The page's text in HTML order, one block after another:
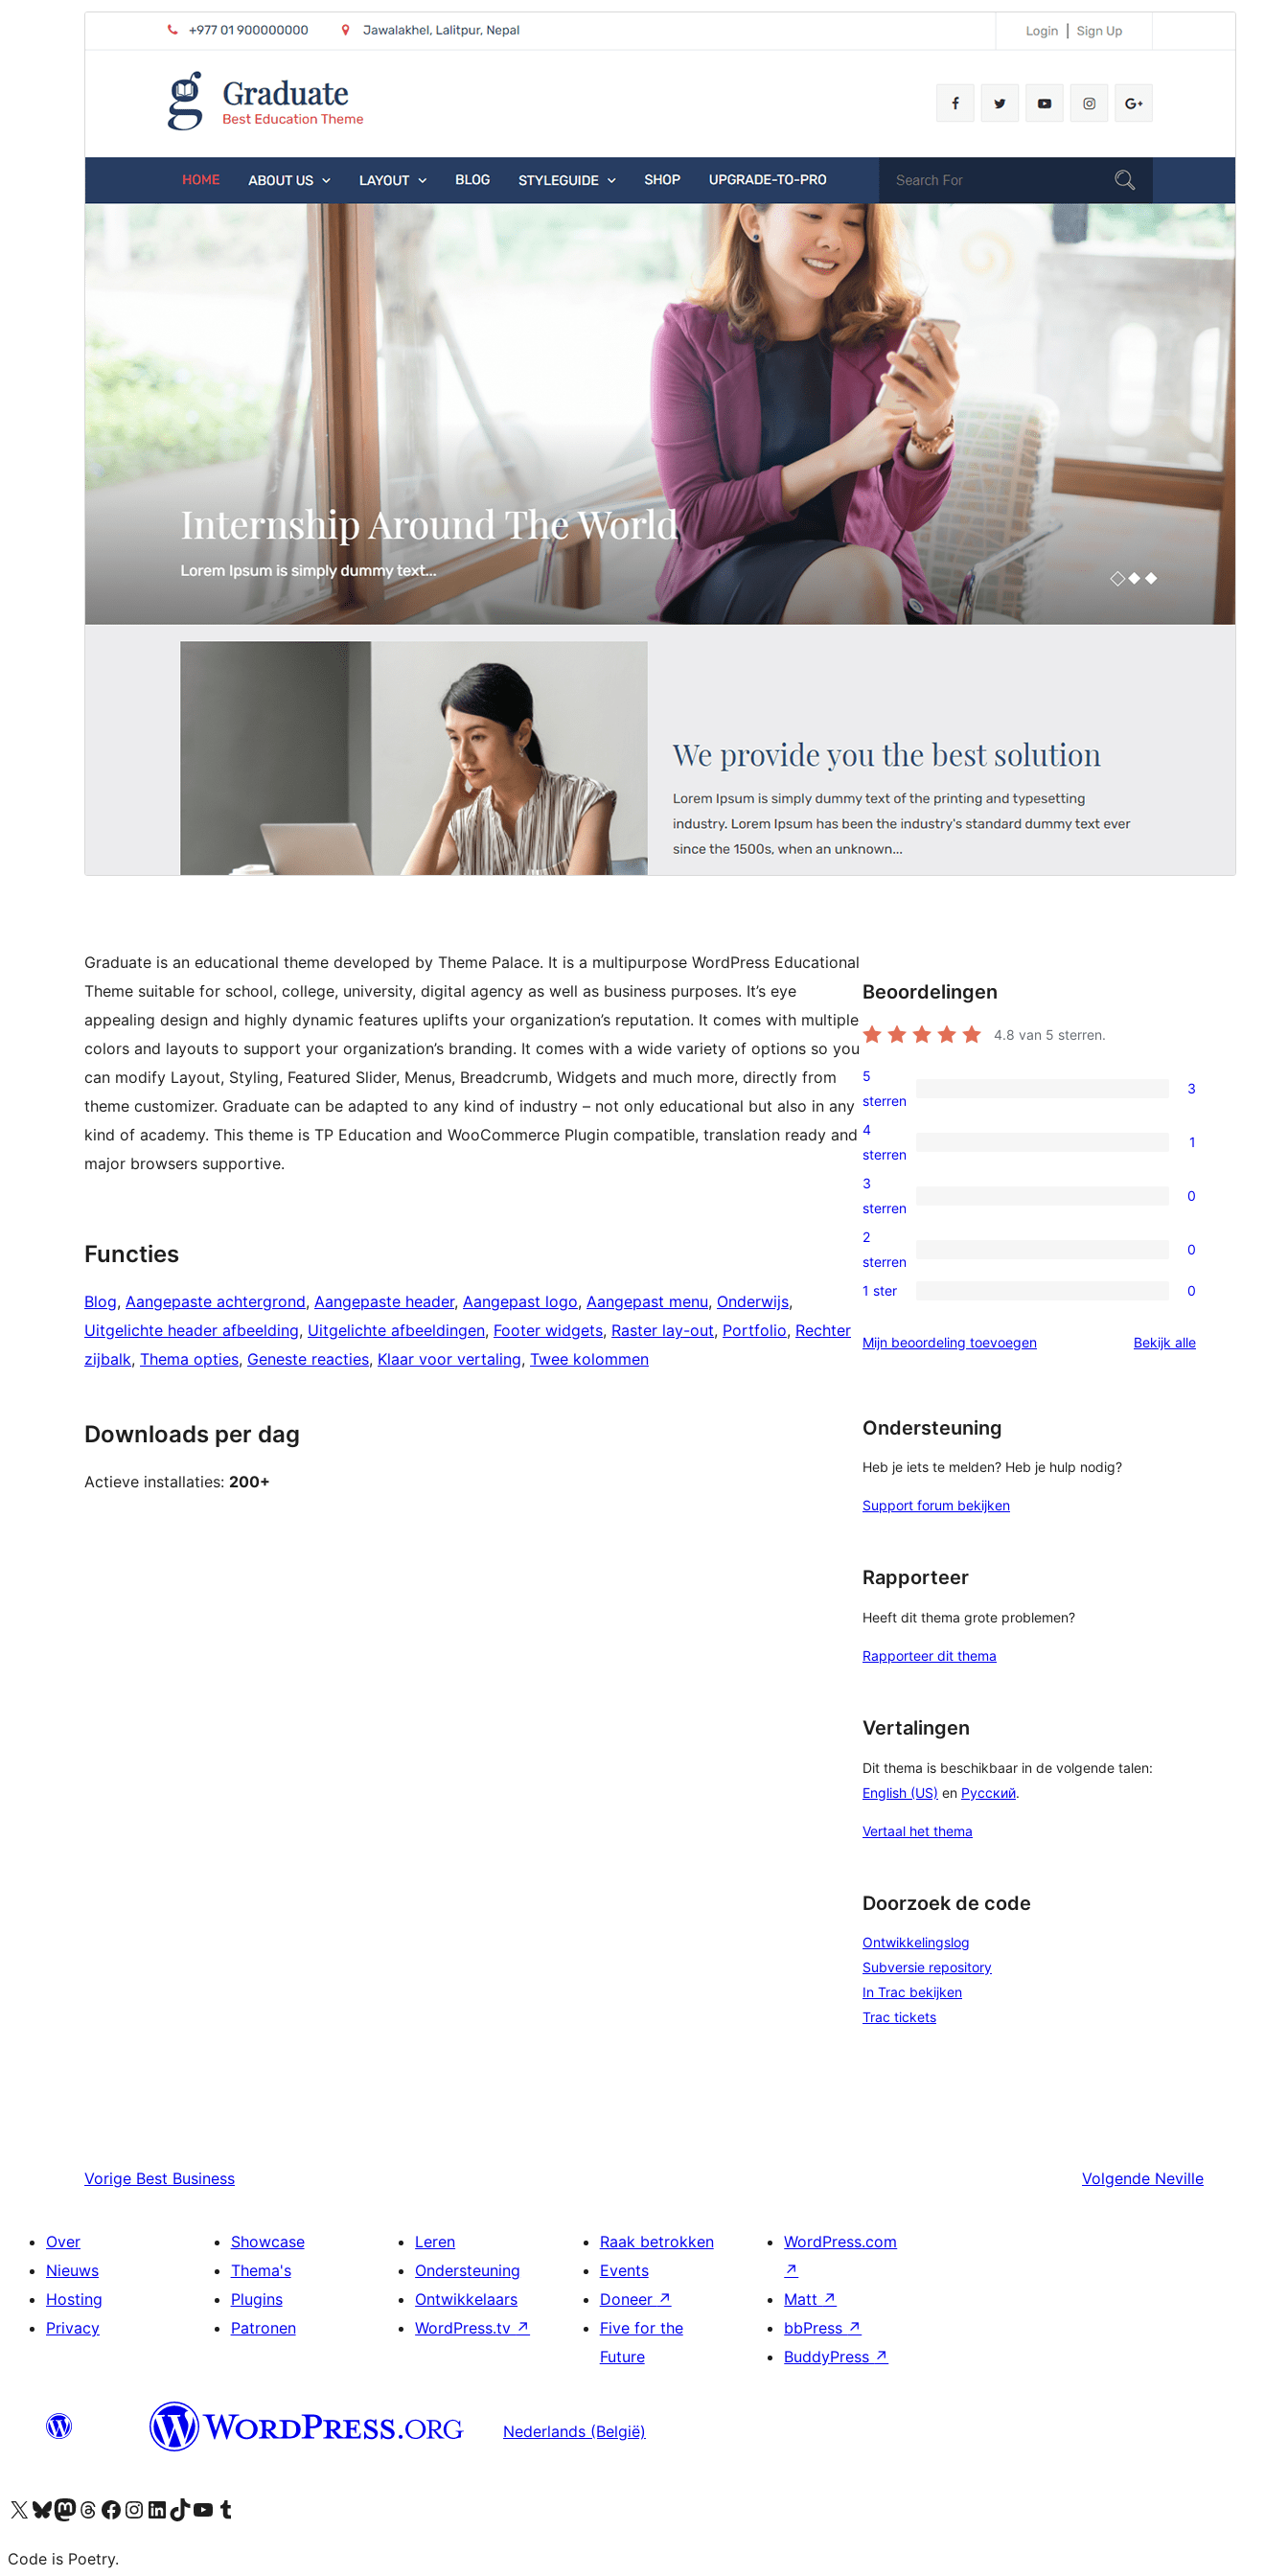
Actieve installaties
PHP versie
5.6
Thema homepage
Graduate is an educational theme developed by Theme Palace. It is a multipurpose WordPress Educational
Theme suitable for school, college, university, digital agency as well as business purposes. It’s eye
appealing design and highly dynamic features uplifts your organization’s reputation. It comes with multiple
colors and layouts to support your organization’s branding. It comes with a wide variety of options so you
can modify Layout, Styling, Featured Slider, Menus, Breadcrumb, Widgets and much more, directly from
theme customizer. Graduate can be adapted to any kind of industry – not only educational but also in any
kind of academy. This theme is TP Education and WooCommerce Plugin compatible, translation ready and
major browsers supportive.
Functies
Blog, Aangepaste achtergrond, Aangepaste header, Aangepast logo, Aangepast menu, Onderwijs
Uitgelichte header afbeelding, Uitgelichte afbeeldingen, Footer widgets, Raster lay-out, Portfolio, Rechter
zijbalk, Thema opties, Geneste reacties, Klaar voor vertaling, Twee kolommen
Downloads per dag
Actieve installaties: 200+
Beoordelingen
4.8 van 5 sterren.
3
5
sterren
5
sterren
3
1
4
ster
4
sterren
1
0
3
sterren
3
sterren
0
0
2
beoordeling
2
sterren
0
0
sterren
1 ster 0
Mijn beoordeling toevoegen Bekijk allebeoordelingen
Ondersteuning
Heb je iets te melden? Heb je hulp nodig?
Support forum bekijken
Rapporteer
Heeft dit thema grote problemen?
Rapporteer dit thema
Vertalingen
Dit thema is beschikbaar in de volgende talen:
English (US) en Русский.
Vertaal het thema
Doorzoek de code
Ontwikkelingslog
Subversie repository
In Trac bekijken
Trac tickets
Vorige Best Business Volgende Neville
Over
Nieuws
Hosting
Privacy
Showcase
Thema's
Plugins
Patronen
Leren
Ondersteuning
Ontwikkelaars
WordPress.tv ↗
Raak betrokken
Events
Doneer ↗
Five for the
Future
WordPress.com
↗
Matt ↗
bbPress ↗
BuddyPress ↗
Nederlands (België)
Bezoek ons X (voorheen Twitter) account
Bezoek onze Bluesky account
Bezoek ons Mastodon account
Bezoek onze Threads account
Onze Facebookpagina bezoeken
Bezoek onze Instagram account
Bezoek onze LinkedIn account
Bezoek onze TikTok account
Bezoek ons YouTube kanaalBezoek onze Tumblr account
Code is Poetry.